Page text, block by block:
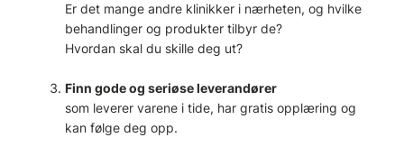
Er det mange andre klinikker i nærheten, og hvilke
behandlinger og produkter tilbyr de?
Hvordan skal du skille deg ut?
Finn gode og seriøse leverandører
som leverer varene i tide, har gratis opplæring og
kan følge deg opp.